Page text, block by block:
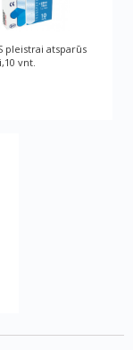
pleistrai atsparūs
vnt.